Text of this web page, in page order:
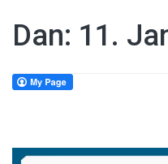
Dan: 11.